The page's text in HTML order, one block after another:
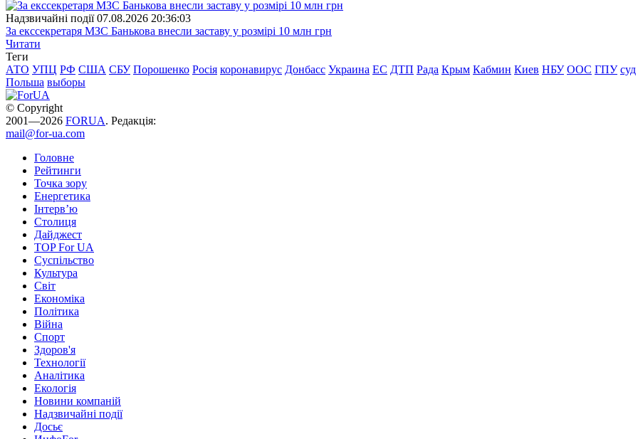
Надзвичайні події 07.08.2026 20:36:03
За екссекретаря МЗС Банькова внесли заставу у розмірі 10 млн грн
Читати
Теги
АТО УПЦ РФ США СБУ Порошенко Росія коронавирус Донбасс Украина ЕС ДТП Рада Крым Кабмин Киев НБУ ООС ГПУ суд
Польша выборы
© Copyright
2001—2026 FORUA. Редакція:
mail@for-ua.com
Головне
Рейтинги
Точка зору
Енергетика
Інтерв’ю
Столиця
Дайджест
TOP For UA
Суспiльство
Культура
Світ
Економіка
Політика
Війна
Спорт
Здоров'я
Технології
Аналітика
Екологія
Новини компаній
Надзвичайні події
Досьє